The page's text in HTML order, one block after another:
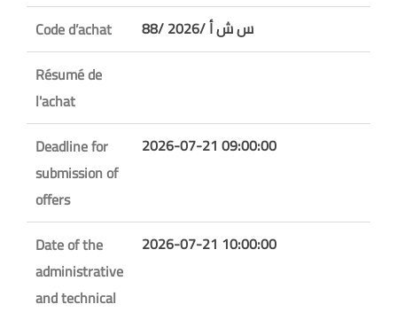
Code d’achat
88/ س ش أ /2026
Résumé de
l'achat
Deadline for
submission of
offers
2026-07-21 09:00:00
Date of the
administrative
and technical
2026-07-21 10:00:00